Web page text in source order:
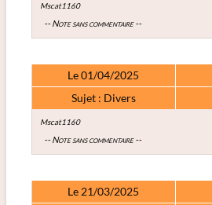
Mscat1160
-- Note sans commentaire --
Le 01/04/2025
Sujet : Divers
Mscat1160
-- Note sans commentaire --
Le 21/03/2025